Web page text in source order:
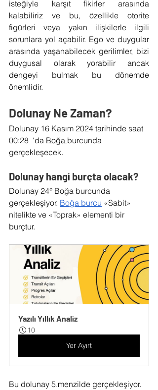
isteğiyle karşıt fikirler arasında
kalabiliriz ve bu, özellikle otorite
figürleri veya yakın ilişkilerle ilgili
sorunlara yol açabilir. Ego ve duygular
arasında yaşanabilecek gerilimler, bizi
duygusal olarak yorabilir ancak
dengeyi bulmak bu dönemde
önemlidir.
Dolunay Ne Zaman?
Dolunay 16 Kasım 2024 tarihinde saat
00:28  ‘da Boğa burcunda
gerçekleşecek.
Dolunay hangi burçta olacak?
Dolunay 24° Boğa burcunda
gerçekleşiyor. Boğa burcu «Sabit»
nitelikte ve «Toprak» elementi bir
burçtur.
Yazılı Yıllık Analiz
10
Yer Ayırt
Bu dolunay 5.menzilde gerçekleşiyor.